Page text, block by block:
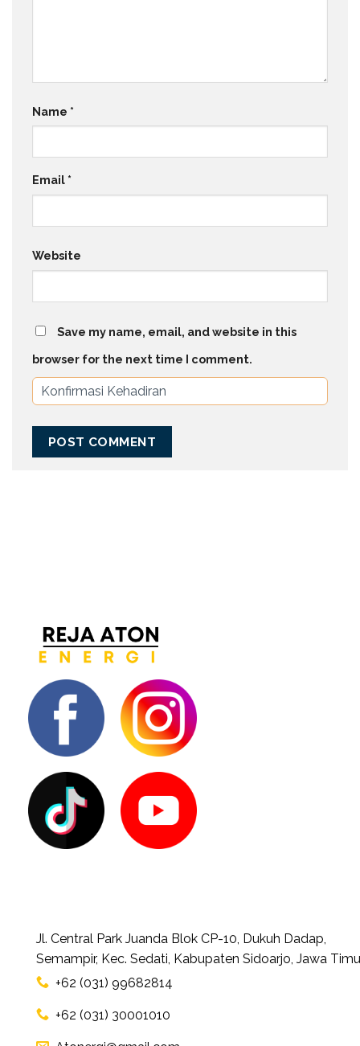
Name *
Email *
Website
Save my name, email, and website in this
browser for the next time I comment.
Jl. Central Park Juanda Blok CP-10, Dukuh Dadap,
Semampir, Kec. Sedati, Kabupaten Sidoarjo, Jawa
+62 (031) 99682814
+62 (031) 30001010